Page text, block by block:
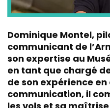
Dominique Montel,
communicant de
son expertise au
en tant que chargé
de son expérience
communication, il